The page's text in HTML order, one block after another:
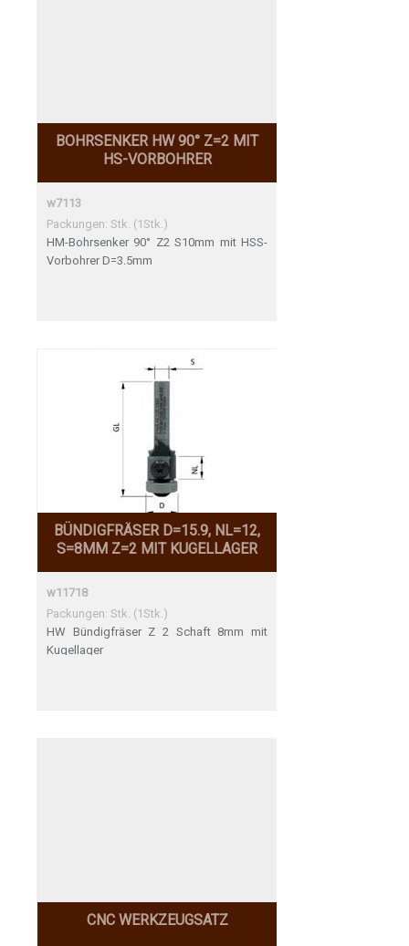
BOHRSENKER HW 90° Z=2 MIT
HS-VORBOHRER
w7113
Packungen: Stk. (1Stk.)
HM-Bohrsenker 90° Z2 S10mm mit HSS-
Vorbohrer D=3.5mm
BÜNDIGFRÄSER D=15.9, NL=12,
S=8MM Z=2 MIT KUGELLAGER
w11718
Packungen: Stk. (1Stk.)
HW Bündigfräser Z 2 Schaft 8mm mit
Kugellager
CNC WERKZEUGSATZ